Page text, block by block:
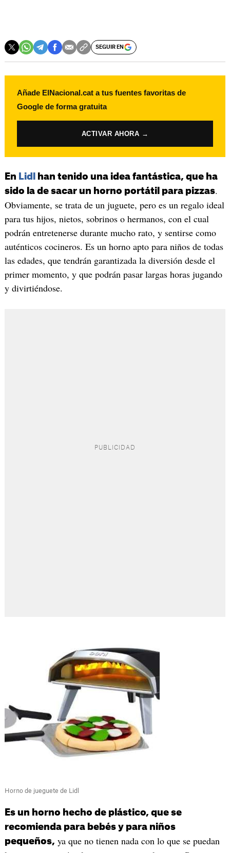
SEGUIR EN
Añade ElNacional.cat a tus fuentes favoritas de
Google de forma gratuita
ACTIVAR AHORA →
En Lidl
han tenido una idea fantástica, que ha
sido la de sacar un horno portátil para pizzas.
Obviamente, se trata de un juguete, pero es un regalo ideal
para tus hijos, nietos, sobrinos o hermanos, con el cual
podrán entretenerse durante mucho rato, y sentirse como
auténticos cocineros. Es un horno apto para niños de todas
las edades, que tendrán garantizada la diversión desde el
primer momento, y que podrán pasar largas horas jugando
y divirtiéndose.
Horno de jueguete de Lidl
Es un horno hecho de plástico, que se
recomienda para bebés y para niños
pequeños, ya que no tienen nada con lo que se puedan